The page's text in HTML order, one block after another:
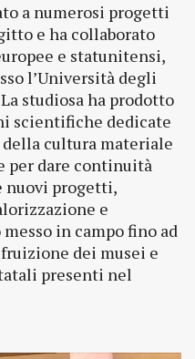
a numerosi progetti
e ha collaborato
e statunitensi,
l’Università degli
studiosa ha prodotto
scientifiche dedicate
cultura materiale
per dare continuità
nuovi progetti,
e
in campo fino ad
dei musei e
presenti nel